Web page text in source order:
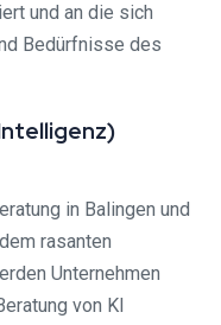
und an die sich
Bedürfnisse des
in Balingen und
rasanten
Unternehmen
von KI